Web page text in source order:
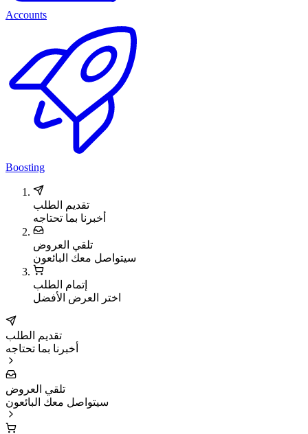
Accounts
Boosting
تقديم الطلب
أخبرنا بما تحتاجه
تلقي العروض
سيتواصل معك البائعون
إتمام الطلب
اختر العرض الأفضل
تقديم الطلب
أخبرنا بما تحتاجه
تلقي العروض
سيتواصل معك البائعون